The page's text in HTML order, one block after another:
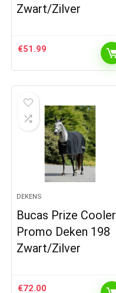
Zwart/Zilver
€51.99
DEKENS
Bucas Prize Cooler
Promo Deken 198
Zwart/Zilver
€72.00